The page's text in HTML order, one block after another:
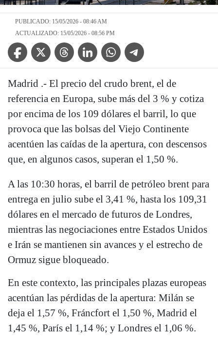
PUBLICADO: 15/05/2026 - 08:46 AM
ACTUALIZADO: 15/05/2026 - 08:56 PM
Facebook IconTwitter IconThreads IconLinkedin IconWhatsApp IconTelegram Icon
Madrid .- El precio del crudo brent, el de
referencia en Europa, sube más del 3 % y cotiza
por encima de los 109 dólares el barril, lo que
provoca que las bolsas del Viejo Continente
acentúen las caídas de la apertura, con descensos
que, en algunos casos, superan el 1,50 %.
A las 10:30 horas, el barril de petróleo brent para
entrega en julio sube el 3,41 %, hasta los 109,31
dólares en el mercado de futuros de Londres,
mientras las negociaciones entre Estados Unidos
e Irán se mantienen sin avances y el estrecho de
Ormuz sigue bloqueado.
En este contexto, las principales plazas europeas
acentúan las pérdidas de la apertura: Milán se
deja el 1,57 %, Fráncfort el 1,50 %, Madrid el
1,45 %, París el 1,14 %; y Londres el 1,06 %.